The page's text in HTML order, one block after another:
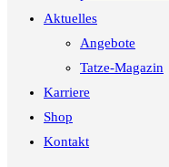
Aktuelles
Angebote
Tatze-Magazin
Karriere
Shop
Kontakt